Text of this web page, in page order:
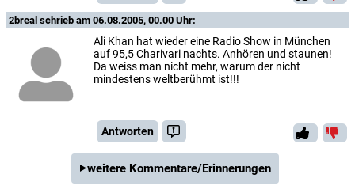
2breal schrieb am 06.08.2005, 00.00 Uhr:
Ali Khan hat wieder eine Radio Show in München
auf 95,5 Charivari nachts. Anhören und staunen!
Da weiss man nicht mehr, warum der nicht
mindestens weltberühmt ist!!!
Antworten
weitere Kommentare/Erinnerungen